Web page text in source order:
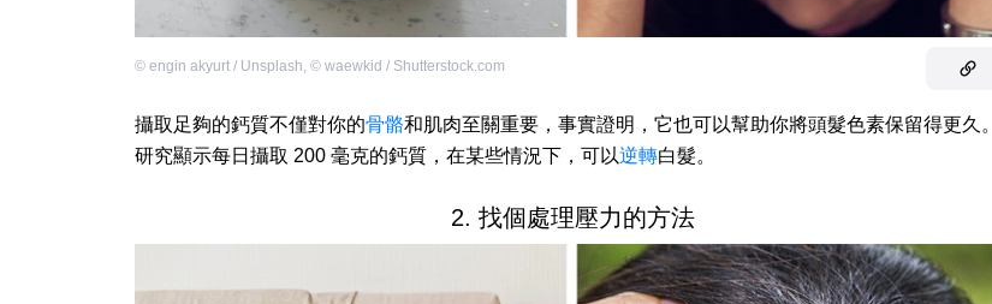
© engin akyurt / Unsplash, © waewkid / Shutterstock.com
攝取足夠的鈣質不僅對你的骨骼和肌肉至關重要，事實證明，它也可以幫助你將頭髮色素保留得更久。
研究顯示每日攝取 200 毫克的鈣質，在某些情況下，可以逆轉白髮。
2. 找個處理壓力的方法